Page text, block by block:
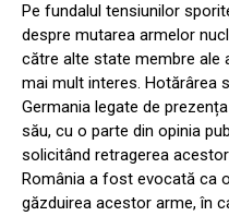
Pe fundalul tensiunilor
despre mutarea armelor
către alte state membre ale
mai mult interes. Hotărârea
Germania legate de
său, cu o parte din opinia
solicitând retragerea
România a fost evocată ca
găzduirea acestor arme, în